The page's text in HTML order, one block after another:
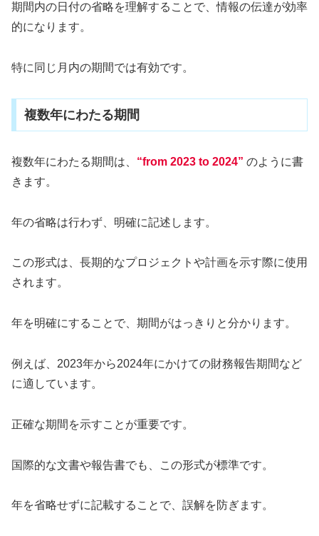
期間内の日付の省略を理解することで、情報の伝達が効率
的になります。
特に同じ月内の期間では有効です。
複数年にわたる期間
複数年にわたる期間は、 “from 2023 to 2024” のように書
きます。
年の省略は行わず、明確に記述します。
この形式は、長期的なプロジェクトや計画を示す際に使用
されます。
年を明確にすることで、期間がはっきりと分かります。
例えば、2023年から2024年にかけての財務報告期間など
に適しています。
正確な期間を示すことが重要です。
国際的な文書や報告書でも、この形式が標準です。
年を省略せずに記載することで、誤解を防ぎます。